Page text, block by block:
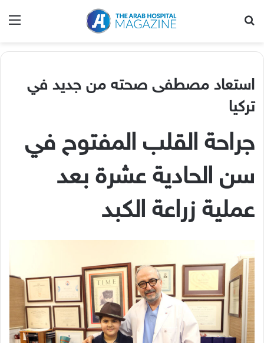
استعاد مصطفى صحته من جديد في
تركيا
جراحة القلب المفتوح في
سن الحادية عشرة بعد
عملية زراعة الكبد